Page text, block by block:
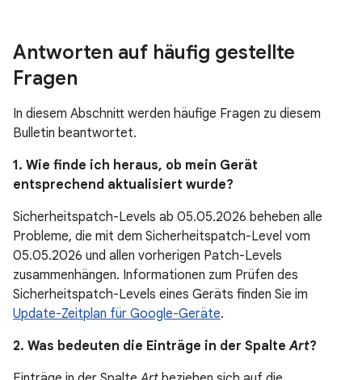
Antworten auf häufig gestellte
Fragen
In diesem Abschnitt werden häufige Fragen zu diesem
Bulletin beantwortet.
1. Wie finde ich heraus, ob mein Gerät
entsprechend aktualisiert wurde?
Sicherheitspatch-Levels ab 05.05.2026 beheben alle
Probleme, die mit dem Sicherheitspatch-Level vom
05.05.2026 und allen vorherigen Patch-Levels
zusammenhängen. Informationen zum Prüfen des
Sicherheitspatch-Levels eines Geräts finden Sie im
Update-Zeitplan für Google-Geräte.
2. Was bedeuten die Einträge in der SpalteArt?